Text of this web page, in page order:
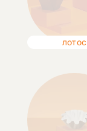
лотос